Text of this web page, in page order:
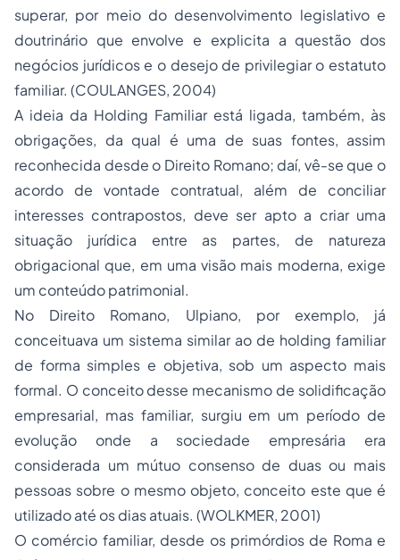
superar, por meio do desenvolvimento legislativo e
doutrinário que envolve e explicita a questão dos
negócios jurídicos e o desejo de privilegiar o estatuto
familiar. (COULANGES, 2004)
A ideia da Holding Familiar está ligada, também, às
obrigações, da qual é uma de suas fontes, assim
reconhecida desde o Direito Romano; daí, vê-se que o
acordo de vontade contratual, além de conciliar
interesses contrapostos, deve ser apto a criar uma
situação jurídica entre as partes, de natureza
obrigacional que, em uma visão mais moderna, exige
um conteúdo patrimonial.
No Direito Romano, Ulpiano, por exemplo, já
conceituava um sistema similar ao de holding familiar
de forma simples e objetiva, sob um aspecto mais
formal. O conceito desse mecanismo de solidificação
empresarial, mas familiar, surgiu em um período de
evolução onde a sociedade empresária era
considerada um mútuo consenso de duas ou mais
pessoas sobre o mesmo objeto, conceito este que é
utilizado até os dias atuais. (WOLKMER, 2001)
O comércio familiar, desde os primórdios de Roma e